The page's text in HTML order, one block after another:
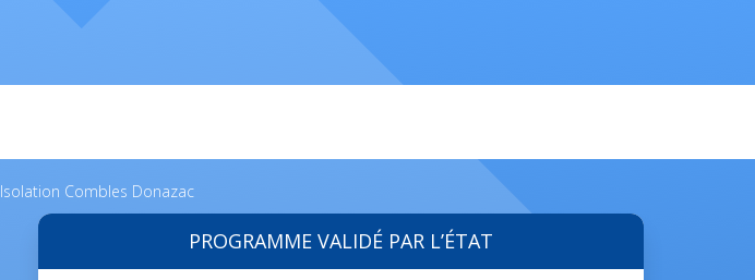
Isolation Combles Donazac
PROGRAMME VALIDÉ PAR L’ÉTAT